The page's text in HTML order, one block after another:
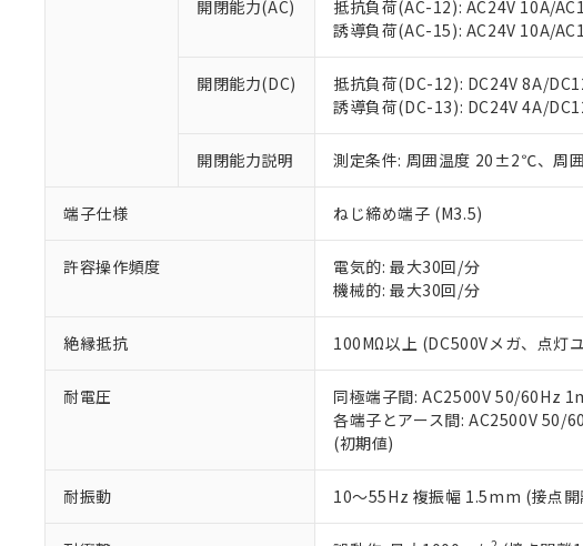
開閉能力(AC)
抵抗負荷(AC-12): AC24V 10A/
誘導負荷(AC-15): AC24V 10A/
開閉能力(DC)
抵抗負荷(DC-12): DC24V 8A/
誘導負荷(DC-13): DC24V 4A/
開閉能力説明 測定条件: 周囲温度 20±2℃、周
端子仕様 ねじ締め端子 (M3.5)
許容操作頻度
電気的: 最大30回/分
機械的: 最大30回/分
絶縁抵抗 100MΩ以上 (DC500Vメガ、点灯
耐電圧
同極端子間: AC2500V 50/60Hz
各端子とアース間: AC2500V 50/
(初期値)
耐振動 10～55Hz 複振幅 1.5mm (接点
オムロン制御機器販売
在庫状況および標準価格
マイパーツ機能（部品リ
ている必要があります。
お客様が当ウェブサイト
が、当社の製品・サービ
さい。
※当社の共同利用者とは、
いる法人を指します。
部品在庫の切り替え状況など
※3 非含有証明書ダウンロ
下記の非含有証明書をダウン
51物質の非含有証明書（当社
※本証明書は発行日時点で非
また、RoHS指令のフタル酸
既に当社にて対応品への在庫
り割愛しております。
※2 環境保護使用期限
「ｅ」：有害物質（10物質）
「10」：通常の使用状況下に
味します。
また当社は、販売先およ
たしません。
－
在庫なし(最新の在
機器販売店・当社販
空
白
受注生産機種、また